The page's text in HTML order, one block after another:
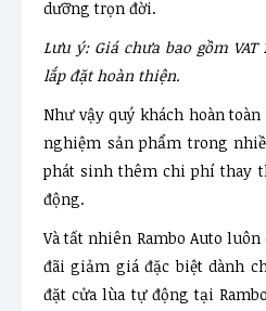
dưỡng trọn đời.
Lưu ý: Giá chưa bao gồm
lắp đặt hoàn thiện.
Như vậy quý khách hoàn
nghiệm sản phẩm trong
phát sinh thêm chi phí thay
động.
Và tất nhiên Rambo Auto
đãi giảm giá đặc biệt dành
đặt cửa lùa tự động tại